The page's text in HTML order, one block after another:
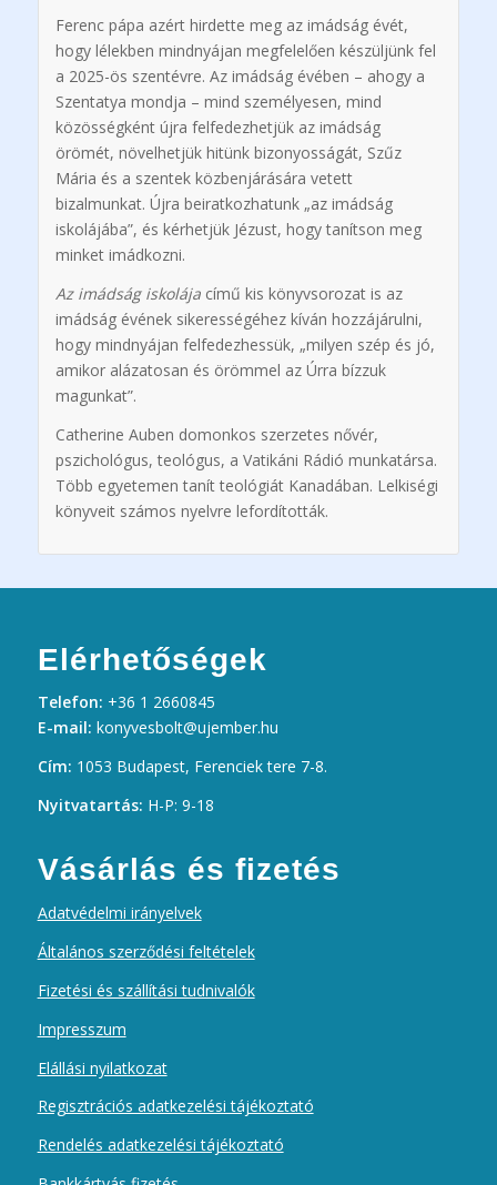
Ferenc pápa azért hirdette meg az imádság évét,
hogy lélekben mindnyájan megfelelően készüljünk fel
a 2025-ös szentévre. Az imádság évében – ahogy a
Szentatya mondja – mind személyesen, mind
közösségként újra felfedezhetjük az imádság
örömét, növelhetjük hitünk bizonyosságát, Szűz
Mária és a szentek közbenjárására vetett
bizalmunkat. Újra beiratkozhatunk „az imádság
iskolájába”, és kérhetjük Jézust, hogy tanítson meg
minket imádkozni.
Az imádság iskolájacímű kis könyvsorozat is az
imádság évének sikerességéhez kíván hozzájárulni,
hogy mindnyájan felfedezhessük, „milyen szép és jó,
amikor alázatosan és örömmel az Úrra bízzuk
magunkat”.
Catherine Auben domonkos szerzetes nővér,
pszichológus, teológus, a Vatikáni Rádió munkatársa.
Több egyetemen tanít teológiát Kanadában. Lelkiségi
könyveit számos nyelvre lefordították.
Elérhetőségek
Telefon: +36 1 2660845
E-mail: konyvesbolt@ujember.hu
Cím: 1053 Budapest, Ferenciek tere 7-8.
Nyitvatartás: H-P: 9-18
Vásárlás és fizetés
Adatvédelmi irányelvek
Általános szerződési feltételek
Fizetési és szállítási tudnivalók
Impresszum
Elállási nyilatkozat
Regisztrációs adatkezelési tájékoztató
Rendelés adatkezelési tájékoztató